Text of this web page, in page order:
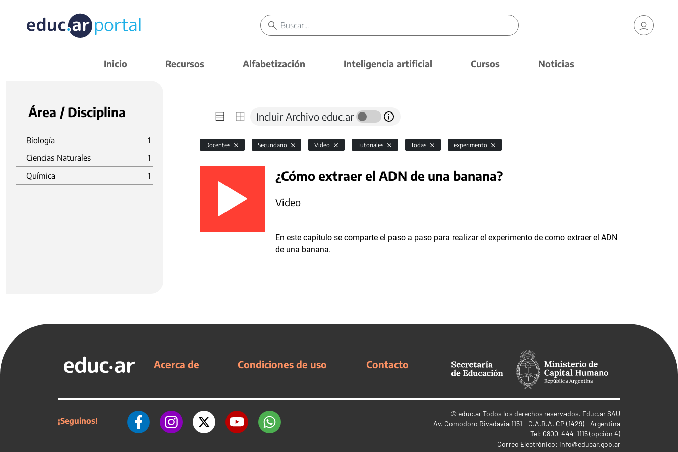
Inicio Recursos Alfabetización Inteligencia artificial Cursos Noticias
Área / Disciplina
Biología
1
Ciencias Naturales
1
Química
1
Incluir Archivo educ.ar
Docentes Secundario Video Tutoriales Todas experimento
¿Cómo extraer el ADN de una banana?
Video
En este capítulo se comparte el paso a paso para realizar el experimento de como extraer el ADN
de una banana.
Acerca de Condiciones de uso Contacto
¡Seguinos!
© educ.arTodos los derechos reservados. Educ.ar SAU
Av. Comodoro Rivadavia 1151 - C.A.B.A. CP (1429) - Argentina
Tel: 0800-444-1115 (opción 4)
Correo Electrónico: info@educar.gob.ar